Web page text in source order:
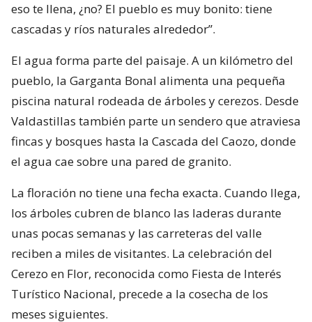
eso te llena, ¿no? El pueblo es muy bonito: tiene
cascadas y ríos naturales alrededor”.
El agua forma parte del paisaje. A un kilómetro del
pueblo, la Garganta Bonal alimenta una pequeña
piscina natural rodeada de árboles y cerezos. Desde
Valdastillas también parte un sendero que atraviesa
fincas y bosques hasta la Cascada del Caozo, donde
el agua cae sobre una pared de granito.
La floración no tiene una fecha exacta. Cuando llega,
los árboles cubren de blanco las laderas durante
unas pocas semanas y las carreteras del valle
reciben a miles de visitantes. La celebración del
Cerezo en Flor, reconocida como Fiesta de Interés
Turístico Nacional, precede a la cosecha de los
meses siguientes.